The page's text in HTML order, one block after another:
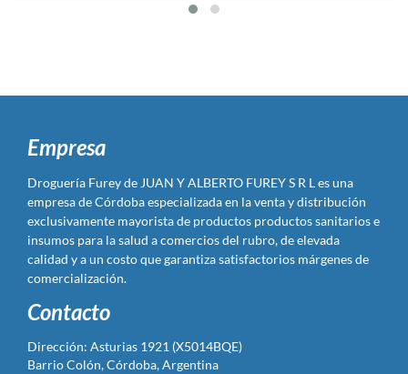
Empresa
Droguería Furey de JUAN Y ALBERTO FUREY S R L es una
empresa de Córdoba especializada en la venta y distribución
exclusivamente mayorista de productos productos sanitarios e
insumos para la salud a comercios del rubro, de elevada
calidad y a un costo que garantiza satisfactorios márgenes de
comercialización.
Contacto
Dirección: Asturias 1921 (X5014BQE)
Barrio Colón, Córdoba, Argentina